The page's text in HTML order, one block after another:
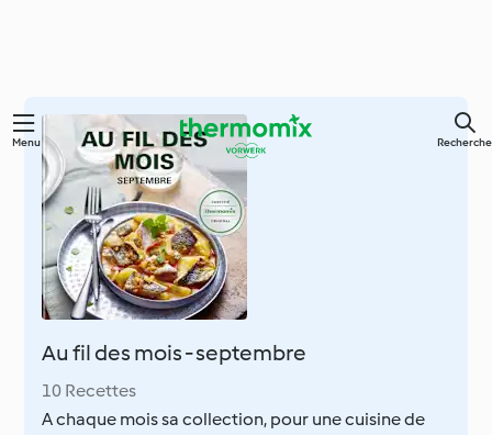
Skip
content
Menu Recherche
Au fil des mois - septembre
10 Recettes
A chaque mois sa collection, pour une cuisine de